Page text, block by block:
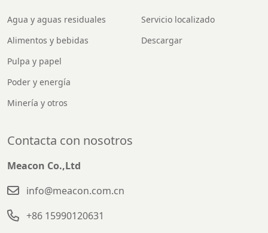
Agua y aguas residuales
Alimentos y bebidas
Pulpa y papel
Poder y energía
Minería y otros
Servicio localizado
Descargar
Contacta con nosotros
Meacon Co.,Ltd
info@meacon.com.cn
+86 15990120631